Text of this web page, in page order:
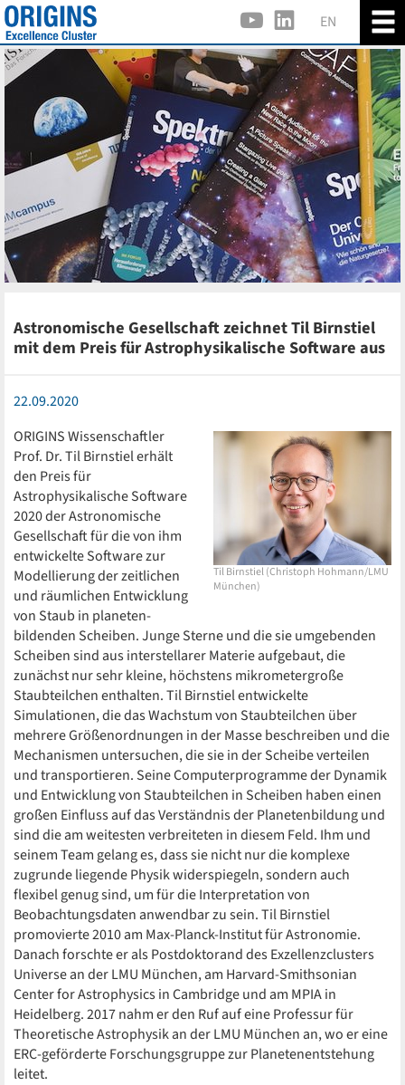
EN
Astronomische Gesellschaft zeichnet Til Birnstiel
mit dem Preis für Astrophysikalische Software aus
22.09.2020
Til Birnstiel (Christoph Hohmann/LMU
München)
ORIGINS Wissenschaftler
Prof. Dr. Til Birnstiel erhält
den Preis für
Astrophysikalische Software
2020 der Astronomische
Gesellschaft für die von ihm
entwickelte Software zur
Modellierung der zeitlichen
und räumlichen Entwicklung
von Staub in planeten-
bildenden Scheiben. Junge Sterne und die sie umgebenden
Scheiben sind aus interstellarer Materie aufgebaut, die
zunächst nur sehr kleine, höchstens mikrometergroße
Staubteilchen enthalten. Til Birnstiel entwickelte
Simulationen, die das Wachstum von Staubteilchen über
mehrere Größenordnungen in der Masse beschreiben und die
Mechanismen untersuchen, die sie in der Scheibe verteilen
und transportieren. Seine Computerprogramme der Dynamik
und Entwicklung von Staubteilchen in Scheiben haben einen
großen Einfluss auf das Verständnis der Planetenbildung und
sind die am weitesten verbreiteten in diesem Feld. Ihm und
seinem Team gelang es, dass sie nicht nur die komplexe
zugrunde liegende Physik widerspiegeln, sondern auch
flexibel genug sind, um für die Interpretation von
Beobachtungsdaten anwendbar zu sein. Til Birnstiel
promovierte 2010 am Max-Planck-Institut für Astronomie.
Danach forschte er als Postdoktorand des Exzellenzclusters
Universe an der LMU München, am Harvard-Smithsonian
Center for Astrophysics in Cambridge und am MPIA in
Heidelberg. 2017 nahm er den Ruf auf eine Professur für
Theoretische Astrophysik an der LMU München an, wo er eine
ERC-geförderte Forschungsgruppe zur Planetenentstehung
leitet.